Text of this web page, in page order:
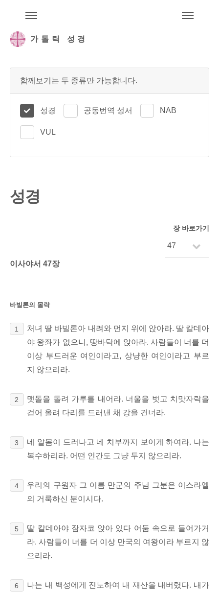
가톨릭 성경
함께보기는 두 종류만 가능합니다.
성경 공동번역 성서 NAB
VUL
성경
장 바로가기
이사야서 47장
바빌론의 몰락
1 처녀 딸 바빌론아 내려와 먼지 위에 앉아라. 딸 칼데아
야 왕좌가 없으니, 땅바닥에 앉아라. 사람들이 너를 더
이상 부드러운 여인이라고, 상냥한 여인이라고 부르
지 않으리라.
2
맷돌을 돌려 가루를 내어라. 너울을 벗고 치맛자락을
걷어 올려 다리를 드러낸 채 강을 건너라.
3
네 알몸이 드러나고 네 치부까지 보이게 하여라. 나는
복수하리라. 어떤 인간도 그냥 두지 않으리라.
4
우리의 구원자 그 이름 만군의 주님 그분은 이스라엘
의 거룩하신 분이시다.
5
딸 칼데아야 잠자코 앉아 있다 어둠 속으로 들어가거
라. 사람들이 너를 더 이상 만국의 여왕이라부르지 않
으리라.
6 나는 내 백성에게 진노하여 내 재산을 내버렸다. 내가